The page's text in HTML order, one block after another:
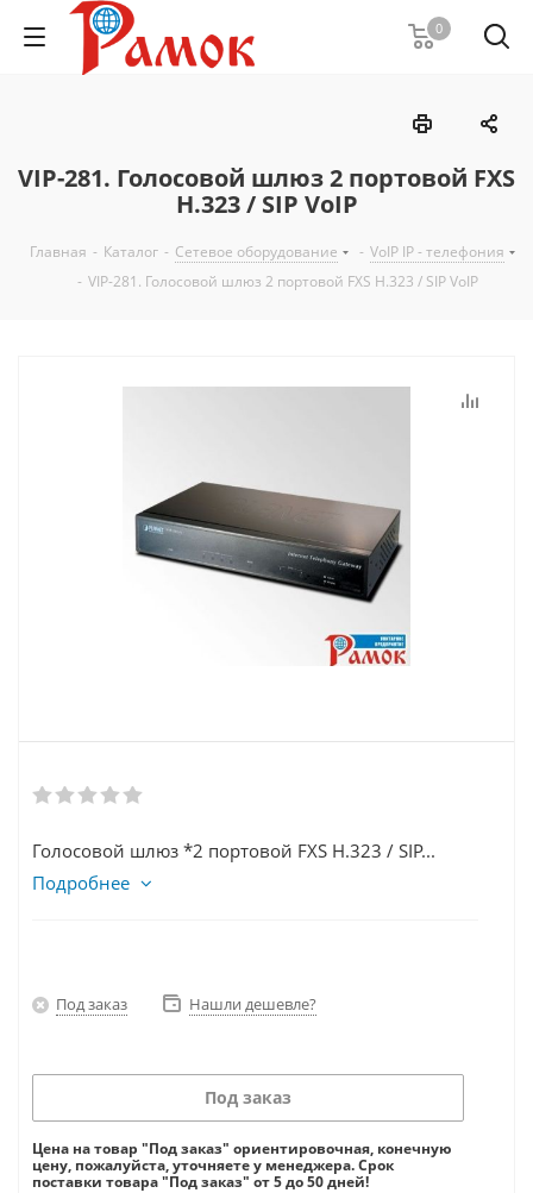
0
VIP-281. Голосовой шлюз 2 портовой FXS
H.323 / SIP VoIP
Главная - Каталог - Сетевое оборудование - VoIP IP - телефония
- VIP-281. Голосовой шлюз 2 портовой FXS H.323 / SIP VoIP
Голосовой шлюз *2 портовой FXS H.323 / SIP...
Подробнее
Под заказ Нашли дешевле?
Под заказ
Цена на товар "Под заказ" ориентировочная, конечную
цену, пожалуйста, уточняете у менеджера. Срок
поставки товара "Под заказ" от 5 до 50 дней!